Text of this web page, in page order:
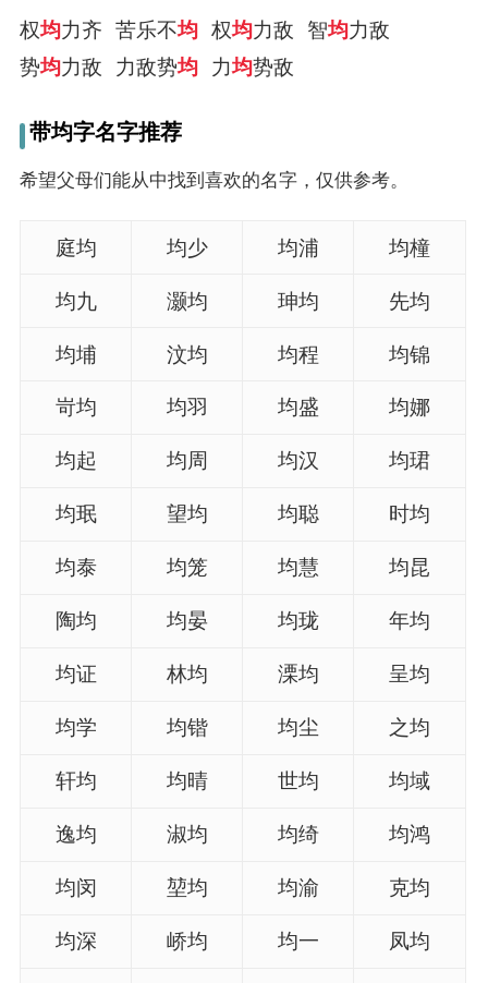
权均力齐 苦乐不均 权均力敌 智均力敌
势均力敌 力敌势均 力均势敌
带均字名字推荐
希望父母们能从中找到喜欢的名字，仅供参考。
庭均 均少 均浦 均橦
均九 灏均 珅均 先均
均埔 汶均 均程 均锦
岢均 均羽 均盛 均娜
均起 均周 均汉 均珺
均珉 望均 均聪 时均
均泰 均笼 均慧 均昆
陶均 均晏 均珑 年均
均证 林均 溧均 呈均
均学 均锴 均尘 之均
轩均 均晴 世均 均域
逸均 淑均 均绮 均鸿
均闵 堃均 均渝 克均
均深 峤均 均一 凤均